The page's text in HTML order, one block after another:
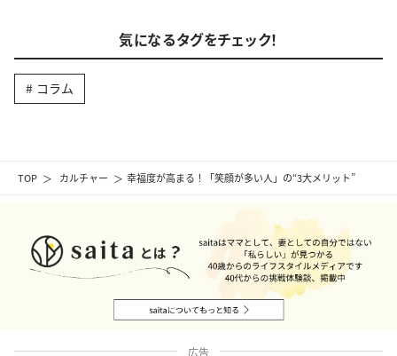
TOP カルチャー 幸福度が高まる！「笑顔が多い人」の“3大メリット”
気になるタグをチェック！
コラム
広告